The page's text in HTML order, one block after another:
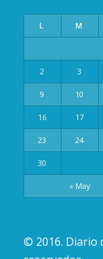
L M
« May
2 3
9 10
16 17
23 24
30
© 2016. Diario